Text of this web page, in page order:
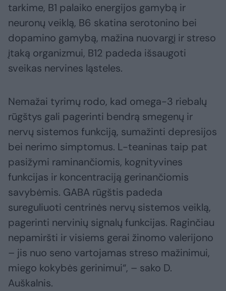
tarkime, B1 palaiko energijos gamybą ir
neuronų veiklą, B6 skatina serotonino bei
dopamino gamybą, mažina nuovargį ir streso
įtaką organizmui, B12 padeda išsaugoti
sveikas nervines ląsteles.
Nemažai tyrimų rodo, kad omega-3 riebalų
rūgštys gali pagerinti bendrą smegenų ir
nervų sistemos funkciją, sumažinti depresijos
bei nerimo simptomus. L-teaninas taip pat
pasižymi raminančiomis, kognityvines
funkcijas ir koncentraciją gerinančiomis
savybėmis. GABA rūgštis padeda
sureguliuoti centrinės nervų sistemos veiklą,
pagerinti nervinių signalų funkcijas. Raginčiau
nepamiršti ir visiems gerai žinomo valerijono
– jis nuo seno vartojamas streso mažinimui,
miego kokybės gerinimui“, – sako D.
Auškalnis.